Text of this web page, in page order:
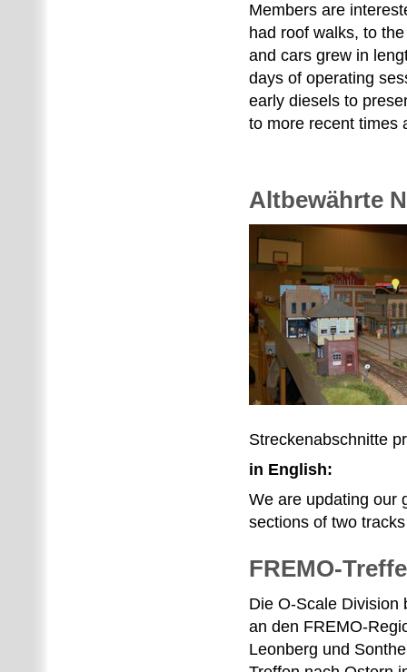
Members are
had roof walks, to
and cars grew in
days of operating
early diesels to
to more recent times
Altbewährte
Streckenabschnitte
in English:
We are updating our
sections of two
FREMO-
Die O-Scale Division
an den FREMO-
Leonberg und